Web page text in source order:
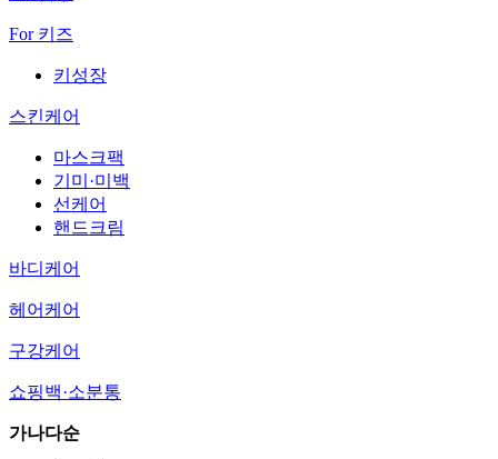
For 키즈
키성장
스킨케어
마스크팩
기미·미백
선케어
핸드크림
바디케어
헤어케어
구강케어
쇼핑백·소분통
가나다순